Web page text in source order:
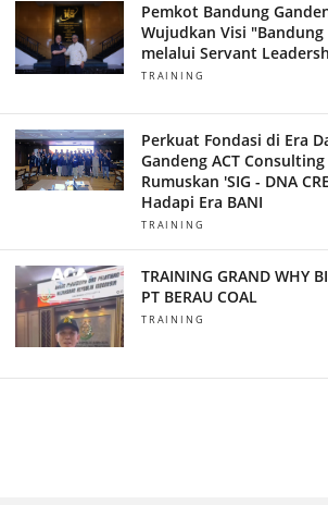
Pemkot Bandung
Wujudkan Visi "Bandung
melalui Servant
TRAINING
Perkuat Fondasi di Era
Gandeng ACT
Rumuskan 'SIG - DNA
Hadapi Era BANI
TRAINING
TRAINING GRAND WHY
PT BERAU COAL
TRAINING